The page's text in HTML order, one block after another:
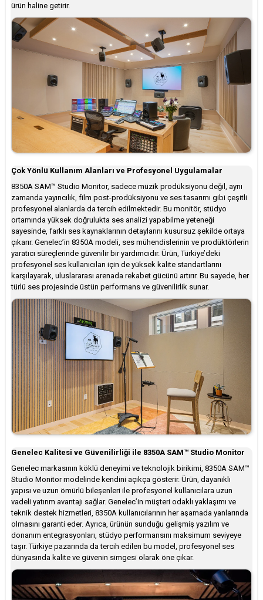
ürün haline getirir.
Çok Yönlü Kullanım Alanları ve Profesyonel Uygulamalar
8350A SAM™ Studio Monitor, sadece müzik prodüksiyonu değil, aynı
zamanda yayıncılık, film post-prodüksiyonu ve ses tasarımı gibi çeşitli
profesyonel alanlarda da tercih edilmektedir. Bu monitör, stüdyo
ortamında yüksek doğrulukta ses analizi yapabilme yeteneği
sayesinde, farklı ses kaynaklarının detaylarını kusursuz şekilde ortaya
çıkarır. Genelec’in 8350A modeli, ses mühendislerinin ve prodüktörlerin
yaratıcı süreçlerinde güvenilir bir yardımcıdır. Ürün, Türkiye’deki
profesyonel ses kullanıcıları için de yüksek kalite standartlarını
karşılayarak, uluslararası arenada rekabet gücünü artırır. Bu sayede, her
türlü ses projesinde üstün performans ve güvenilirlik sunar.
Genelec Kalitesi ve Güvenilirliği ile 8350A SAM™ Studio Monitor
Genelec markasının köklü deneyimi ve teknolojik birikimi, 8350A SAM™
Studio Monitor modelinde kendini açıkça gösterir. Ürün, dayanıklı
yapısı ve uzun ömürlü bileşenleri ile profesyonel kullanıcılara uzun
vadeli yatırım avantajı sağlar. Genelec’in müşteri odaklı yaklaşımı ve
teknik destek hizmetleri, 8350A kullanıcılarının her aşamada yanlarında
olmasını garanti eder. Ayrıca, ürünün sunduğu gelişmiş yazılım ve
donanım entegrasyonları, stüdyo performansını maksimum seviyeye
taşır. Türkiye pazarında da tercih edilen bu model, profesyonel ses
dünyasında kalite ve güvenin simgesi olarak öne çıkar.